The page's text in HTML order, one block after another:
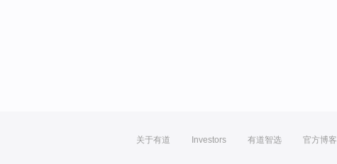
关于有道 Investors 有道智选 官方博客